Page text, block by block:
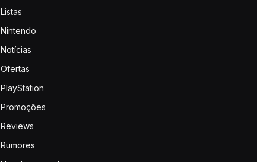
Listas
Nintendo
Notícias
Ofertas
PlayStation
Promoções
Reviews
Rumores